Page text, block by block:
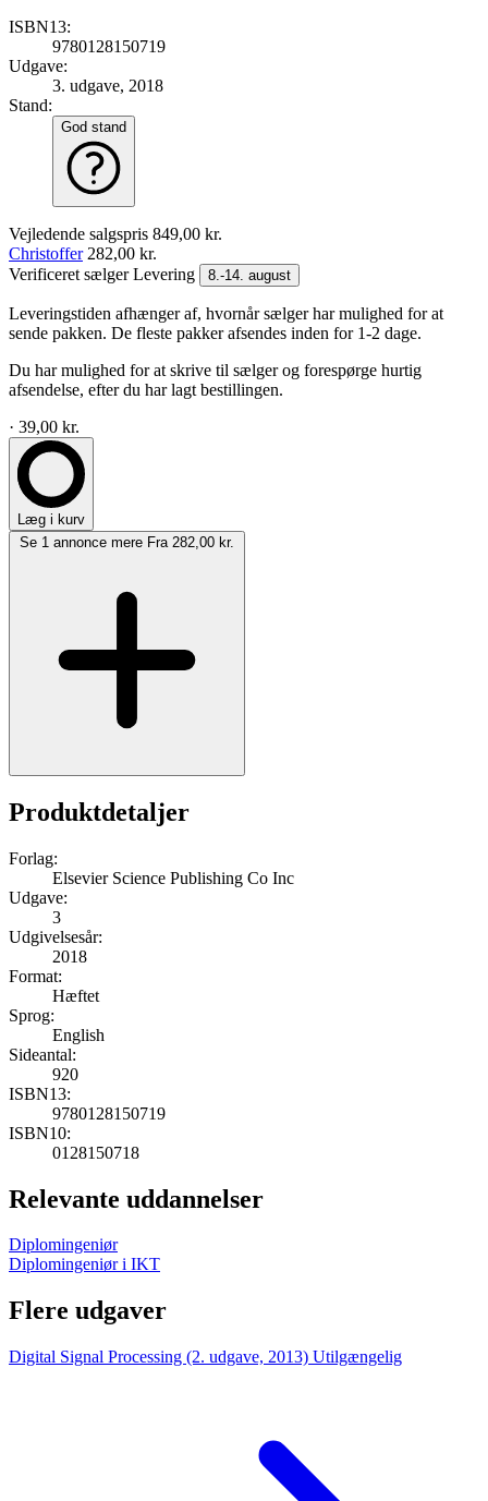
ISBN13:
9780128150719
Udgave:
3. udgave, 2018
Stand:
God stand
Vejledende salgspris 849,00 kr.
Christoffer 282,00 kr.
Verificeret sælgerLevering 8.-14. august
Leveringstiden afhænger af, hvornår sælger har mulighed for at
sende pakken. De fleste pakker afsendes inden for 1-2 dage.
Du har mulighed for at skrive til sælger og forespørge hurtig
afsendelse, efter du har lagt bestillingen.
· 39,00 kr.
Læg i kurv
Se 1 annonce mere Fra 282,00 kr.
Produktdetaljer
Forlag:
Elsevier Science Publishing Co Inc
Udgave:
3
Udgivelsesår:
2018
Format:
Hæftet
Sprog:
English
Sideantal:
920
ISBN13:
9780128150719
ISBN10:
0128150718
Relevante uddannelser
Diplomingeniør
Diplomingeniør i IKT
Flere udgaver
Digital Signal Processing (2. udgave, 2013) Utilgængelig